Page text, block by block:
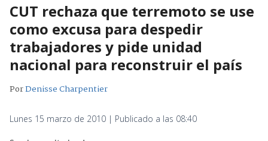
CUT rechaza que terremoto se use
como excusa para despedir
trabajadores y pide unidad
nacional para reconstruir el país
PorDenisse Charpentier
Lunes 15 marzo de 2010 | Publicado a las 08:40